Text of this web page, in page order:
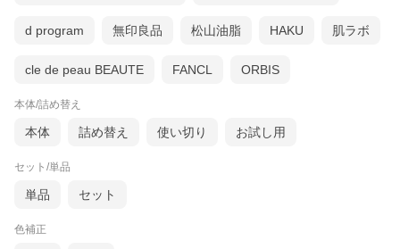
d program 無印良品 松山油脂 HAKU 肌ラボ
cle de peau BEAUTE FANCL ORBIS
本体/詰め替え
本体 詰め替え 使い切り お試し用
セット/単品
単品 セット
色補正